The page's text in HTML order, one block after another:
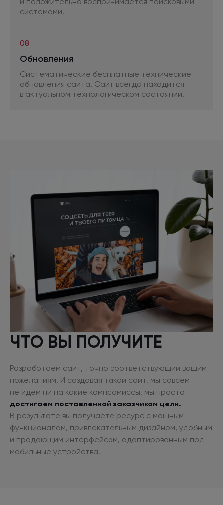
системами.
08
Обновления
Систематические бесплатные технические
обновления сайта. Сайт всегда находится
в актуальном технологическом состоянии.
ЧТО ВЫ ПОЛУЧИТЕ
Разработаем сайт, точно соответствующий вашим
пожеланиям. И создавая такой сайт, мы совсем
не идем ни на какие компромиссы, мы просто
достигаем поставленной заказчиком цели.
В результате вы получаете ресурс с мощным
функционалом, привлекательным дизайном, удобным
и продающим интерфейсом, адаптированным под
мобильные устройства.